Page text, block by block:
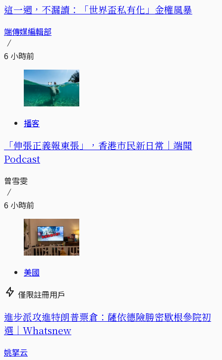
這一週，不漏讀：「世界盃私有化」金權風暴
端傳媒編輯部
6 小時前
播客
「伸張正義報東張」，香港市民新日常｜端聞
Podcast
曾雪雯
6 小時前
美國
僅限註冊用戶
進步派攻進特朗普票倉：薩依德險勝密歇根參院初
選｜Whatsnew
姚拏云